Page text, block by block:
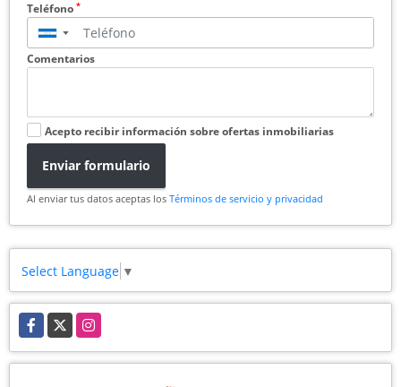
Teléfono *
▼
Comentarios
Acepto recibir información sobre ofertas inmobiliarias
Enviar formulario
Al enviar tus datos aceptas los Términos de servicio y privacidad
Select Language ▼
Facebook
X Instagram